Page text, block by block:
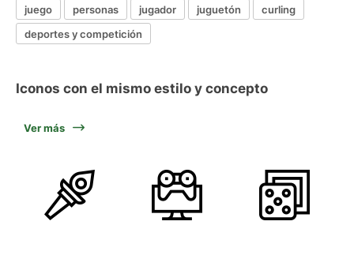
juego personas jugador juguetón
curling
deportes y competición
Iconos con el mismo estilo y concepto
Ver más